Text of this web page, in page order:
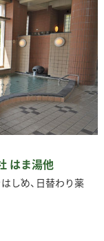
はま湯他
じめ、日替わり薬